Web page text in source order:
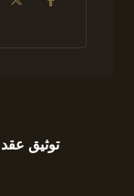
توثيق